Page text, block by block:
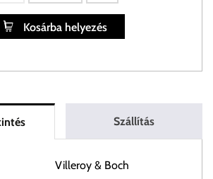
Kosárba helyezés
Szállítás
Villeroy & Boch